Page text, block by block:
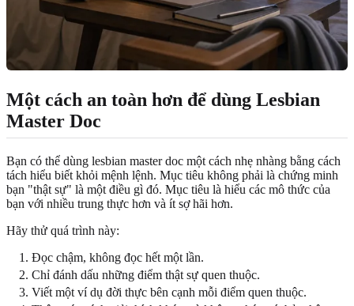
Một cách an toàn hơn để dùng Lesbian
Master Doc
Bạn có thể dùng lesbian master doc một cách nhẹ nhàng bằng cách
tách hiểu biết khỏi mệnh lệnh. Mục tiêu không phải là chứng minh
bạn "thật sự" là một điều gì đó. Mục tiêu là hiểu các mô thức của
bạn với nhiều trung thực hơn và ít sợ hãi hơn.
Hãy thử quá trình này:
Đọc chậm, không đọc hết một lần.
Chỉ đánh dấu những điểm thật sự quen thuộc.
Viết một ví dụ đời thực bên cạnh mỗi điểm quen thuộc.